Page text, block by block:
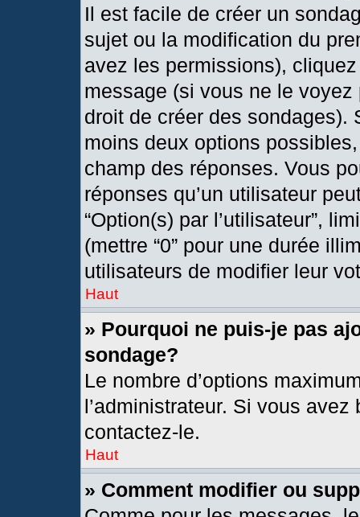
Il est facile de créer un
sujet ou la modification du
avez les permissions),
message (si vous ne le
droit de créer des sondages).
moins deux options
champ des réponses. Vous
réponses qu’un utilisateur
“Option(s) par l’utilisateur”,
(mettre “0” pour une durée
utilisateurs de modifier leur
Haut
» Pourquoi ne puis-je pas
sondage?
Le nombre d’options
l’administrateur. Si vous
contactez-le.
Haut
» Comment modifier ou